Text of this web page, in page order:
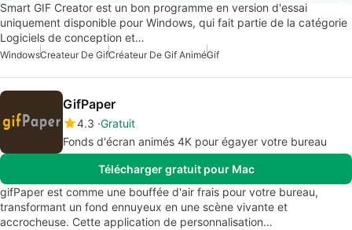
Smart GIF Creator est un bon programme en version d'essai
uniquement disponible pour Windows, qui fait partie de la catégorie
Logiciels de conception et…
WindowsCreateur De GifCréateur De Gif AniméGif
GifPaper
4.3 Gratuit
Fonds d'écran animés 4K pour égayer votre bureau
Télécharger gratuit pour Mac
gifPaper est comme une bouffée d'air frais pour votre bureau,
transformant un fond ennuyeux en une scène vivante et
accrocheuse. Cette application de personnalisation…